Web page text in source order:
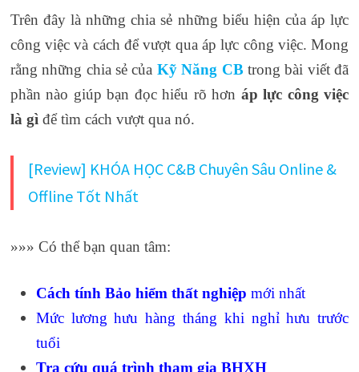
Trên đây là những chia sẻ những biểu hiện của áp lực
công việc và cách để vượt qua áp lực công việc. Mong
rằng những chia sẻ của Kỹ Năng CBtrong bài viết đã
phần nào giúp bạn đọc hiểu rõ hơn áp lực công việc
là gìđể tìm cách vượt qua nó.
[Review] KHÓA HỌC C&B Chuyên Sâu Online &
Offline Tốt Nhất
»»» Có thể bạn quan tâm:
Cách tính Bảo hiểm thất nghiệp mới nhất
Mức lương hưu hàng tháng khi nghỉ hưu trước
tuổi
Tra cứu quá trình tham gia BHXH